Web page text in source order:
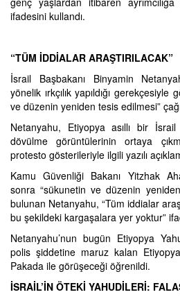
ifadesini kullandı.
“TÜM İDDİALAR ARAŞTIRILACAK”
İsrail Başbakanı Binyamin
yönelik ırkçılık yapıldığı
ve düzenin yeniden tesis edilmesi”
Netanyahu, Etiyopya asıllı bir
dövülme görüntülerinin ortaya
protesto gösterileriyle ilgili yazılı
Kamu Güvenliği Bakanı Yitzhak
sonra “sükunetin ve düzenin
bulunan Netanyahu, “Tüm iddialar
bu şekildeki kargaşalara yer yoktur”
Netanyahu’nun bugün Etiyopya
polis şiddetine maruz kalan
Pakada ile görüşeceği öğrenildi.
İSRAİL’İN ÖTEKİ YAHUDİLERİ: